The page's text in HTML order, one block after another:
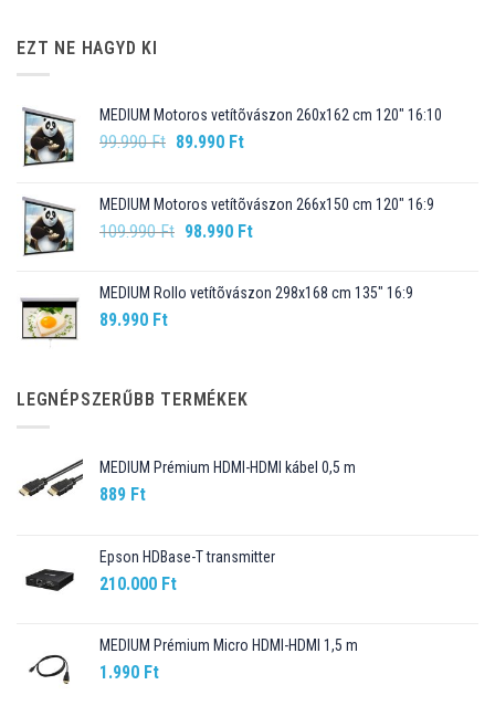
EZT NE HAGYD KI
MEDIUM Motoros vetítõvászon 260x162 cm 120" 16:10
99.990Ft Original
99.990 Ft.
89.990 FtCurrent
89.990 Ft.
MEDIUM Motoros vetítõvászon 266x150 cm 120" 16:9
109.990Ft Original
109.990 Ft.
98.990 FtCurrent
98.990 Ft.
MEDIUM Rollo vetítõvászon 298x168 cm 135" 16:9
89.990 Ft
LEGNÉPSZERŰBB TERMÉKEK
MEDIUM Prémium HDMI-HDMI kábel 0,5 m
889 Ft
Epson HDBase-T transmitter
210.000 Ft
MEDIUM Prémium Micro HDMI-HDMI 1,5 m
1.990 Ft